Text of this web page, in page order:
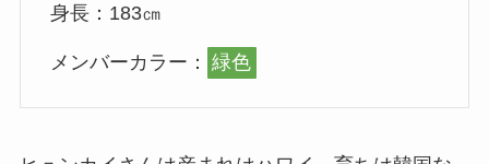
身長：183㎝
メンバーカラー： 緑色